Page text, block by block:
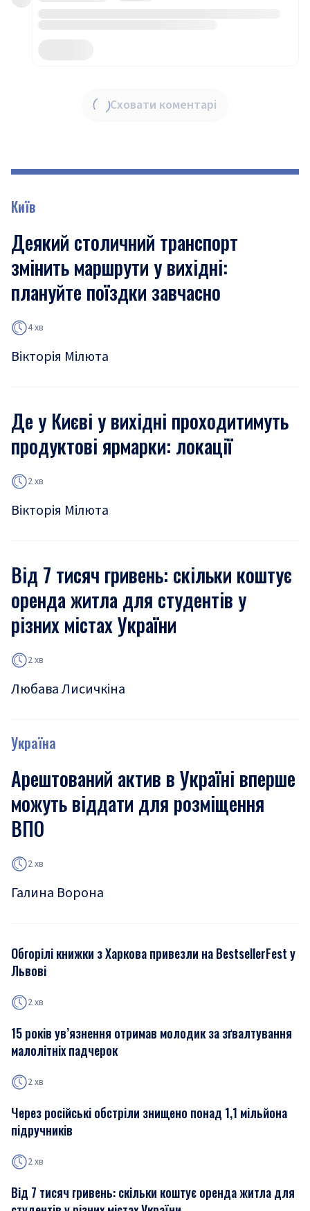
Сховати коментарі
Київ
Деякий столичний транспорт
змінить маршрути у вихідні:
плануйте поїздки завчасно
4 хв
Вікторія Мілюта
Де у Києві у вихідні проходитимуть
продуктові ярмарки: локації
2 хв
Вікторія Мілюта
Від 7 тисяч гривень: скільки коштує
оренда житла для студентів у
різних містах України
2 хв
Любава Лисичкіна
Україна
Арештований актив в Україні вперше
можуть віддати для розміщення
ВПО
2 хв
Галина Ворона
Обгорілі книжки з Харкова привезли на BestsellerFest у
Львові
2 хв
15 років ув’язнення отримав молодик за зґвалтування
малолітніх падчерок
2 хв
Через російські обстріли знищено понад 1,1 мільйона
підручників
2 хв
Від 7 тисяч гривень: скільки коштує оренда житла для